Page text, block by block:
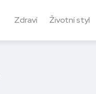
Zdraví Životní styl